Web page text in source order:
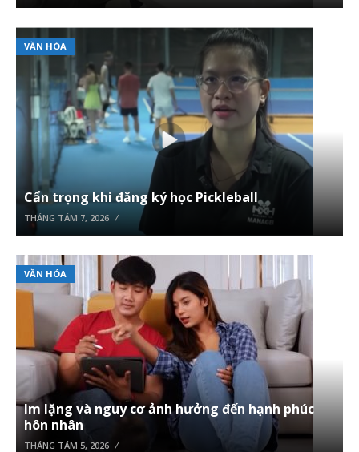
VĂN HÓA
Cẩn trọng khi đăng ký học Pickleball
THÁNG TÁM 7, 2026
VĂN HÓA
Im lặng và nguy cơ ảnh hưởng đến hạnh phúc
hôn nhân
THÁNG TÁM 5, 2026